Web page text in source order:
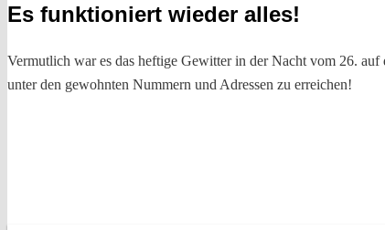
Es funktioniert wieder alles!
Vermutlich war es das heftige Gewitter in der Nacht vom 26.
unter den gewohnten Nummern und Adressen zu erreichen!